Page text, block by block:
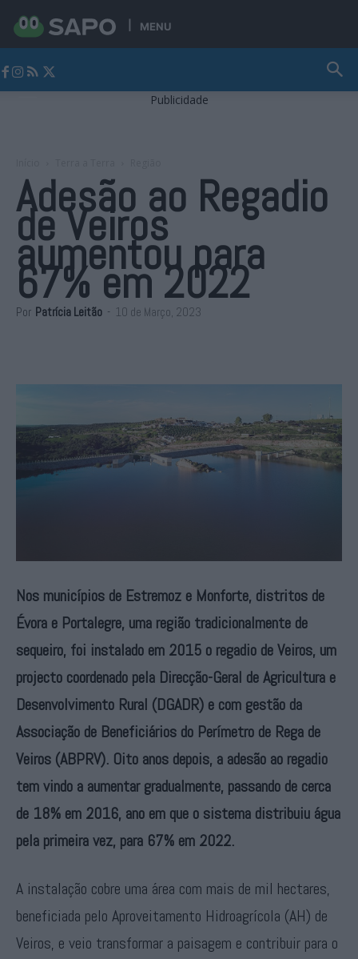
MENU
Publicidade
Adesão ao Regadio
de Veiros
aumentou para
67% em 2022
Por Patrícia Leitão - 10 de Março, 2023
Nos municípios de Estremoz e Monforte, distritos de
Évora e Portalegre, uma região tradicionalmente de
sequeiro, foi instalado em 2015 o regadio de Veiros, um
projecto coordenado pela Direcção-Geral de Agricultura e
Desenvolvimento Rural (DGADR) e com gestão da
Associação de Beneficiários do Perímetro de Rega de
Veiros (ABPRV). Oito anos depois, a adesão ao regadio
tem vindo a aumentar gradualmente, passando de cerca
de 18% em 2016, ano em que o sistema distribuiu água
pela primeira vez, para 67% em 2022.
A instalação cobre uma área com mais de mil hectares,
beneficiada pelo Aproveitamento Hidroagrícola (AH) de
Veiros, e veio transformar a paisagem e contribuir para o